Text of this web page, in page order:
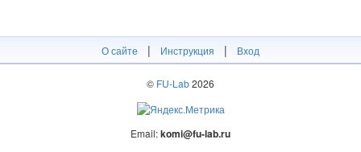
О сайте | Инструкция | Вход
© FU-Lab2026
Email:komi@fu-lab.ru